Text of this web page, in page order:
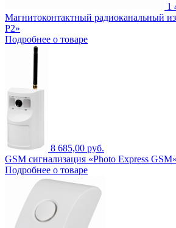
1
Магнитоконтактный радиоканальный
Р2»
Подробнее о товаре
8 685,00 руб.
GSM сигнализация «Photo Express GSM»
Подробнее о товаре